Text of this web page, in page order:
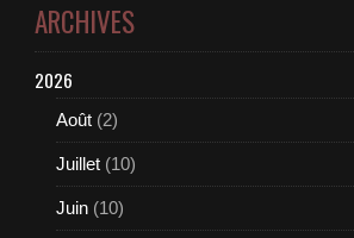
ARCHIVES
2026
Août (2)
Juillet (10)
Juin (10)